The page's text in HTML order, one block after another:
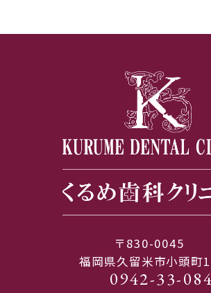
〒830-0045
福岡県久留米市小頭町
0942-33-